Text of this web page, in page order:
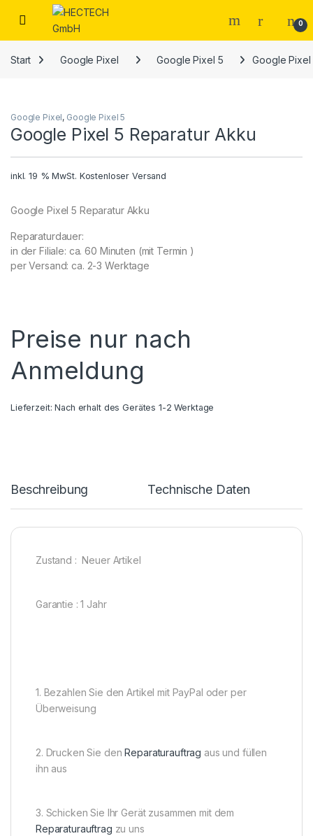
Open 0
Start Google Pixel Google Pixel 5 Google Pixel
Google Pixel, Google Pixel 5
Google Pixel 5 Reparatur Akku
inkl. 19 % MwSt. Kostenloser Versand
Google Pixel 5 Reparatur Akku
Reparaturdauer:
in der Filiale: ca. 60 Minuten (mit Termin )
per Versand: ca. 2-3 Werktage
Preise nur nach
Anmeldung
Lieferzeit:Nach erhalt des Gerätes 1-2 Werktage
Beschreibung Technische Daten
Zustand : Neuer Artikel
Garantie : 1 Jahr
1. Bezahlen Sie den Artikel mit PayPal oder per
Überweisung
2. Drucken Sie denReparaturauftrag aus und füllen
ihn aus
3. Schicken Sie Ihr Gerät zusammen mit dem
Reparaturauftrag zu uns